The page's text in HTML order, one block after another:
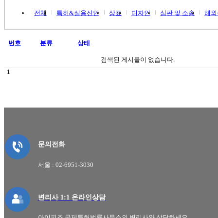
전체 특허&실용신안 상표 디자인 심판 및 소송 해
번호 분류 상태
검색된 게시물이 없습니다.
1
문의전화
서울 : 02-6951-3030
변리사 1:1 온라인상담